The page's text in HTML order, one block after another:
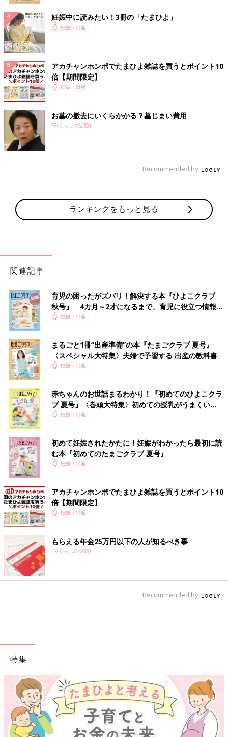
妊娠中に読みたい！3冊の「たまひよ」
妊娠・出産
アカチャンホンポでたまひよ雑誌を買うとポイント10
倍【期間限定】
妊娠・出産
お墓の撤去にいくらかかる？墓じまい費用
PR(くらしの話題)
Recommended by
ランキングをもっと見る
関連記事
育児の困ったがズバリ！解決する本『ひよこクラブ
秋号』 4カ月～2才になるまで、育児に役立つ情報が
いっぱい！
妊娠・出産
まるごと1冊“出産準備”の本『たまごクラブ 夏号』
〈スペシャル大特集〉夫婦で予習する 出産の教科書
妊娠・出産
赤ちゃんのお世話まるわかり！『初めてのひよこクラ
ブ 夏号』〈巻頭大特集〉初めての授乳がうまくい
く！ おっぱい・ミルクの基本と夏のトラブル 解決テ
妊娠・出産
初めて妊娠されたかたに！妊娠がわかったら最初に読
む本『初めてのたまごクラブ 夏号』
妊娠・出産
アカチャンホンポでたまひよ雑誌を買うとポイント10
倍【期間限定】
妊娠・出産
もらえる年金25万円以下の人が知るべき事
PR(くらしの話題)
Recommended by
特集